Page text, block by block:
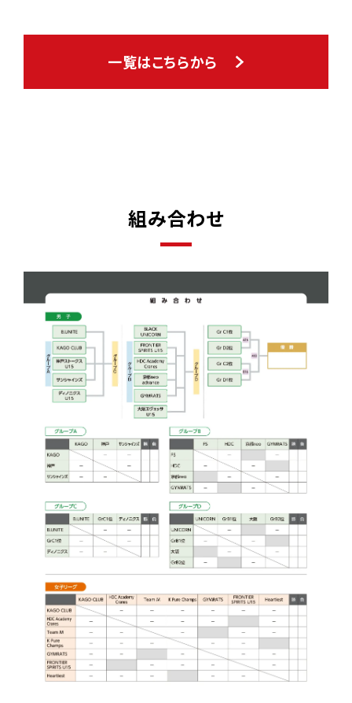
一覧はこちらから
組み合わせ